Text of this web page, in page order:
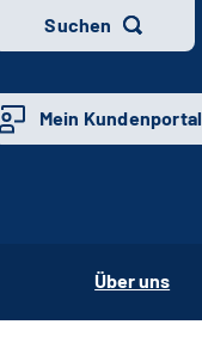
Suchen
Mein Kundenportal
Über uns